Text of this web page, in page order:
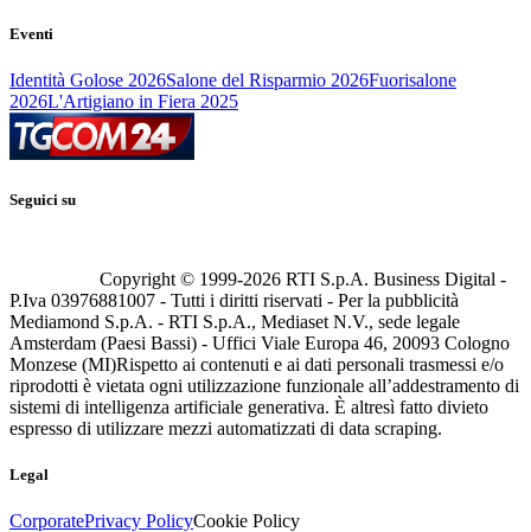
Eventi
Identità Golose 2026Salone del Risparmio 2026Fuorisalone
2026L'Artigiano in Fiera 2025
Seguici su
Copyright © 1999-2026 RTI S.p.A. Business Digital -
P.Iva 03976881007 - Tutti i diritti riservati - Per la pubblicità
Mediamond S.p.A. - RTI S.p.A., Mediaset N.V., sede legale
Amsterdam (Paesi Bassi) - Uffici Viale Europa 46, 20093 Cologno
Monzese (MI)Rispetto ai contenuti e ai dati personali trasmessi e/o
riprodotti è vietata ogni utilizzazione funzionale all’addestramento di
sistemi di intelligenza artificiale generativa. È altresì fatto divieto
espresso di utilizzare mezzi automatizzati di data scraping.
Legal
CorporatePrivacy PolicyCookie Policy